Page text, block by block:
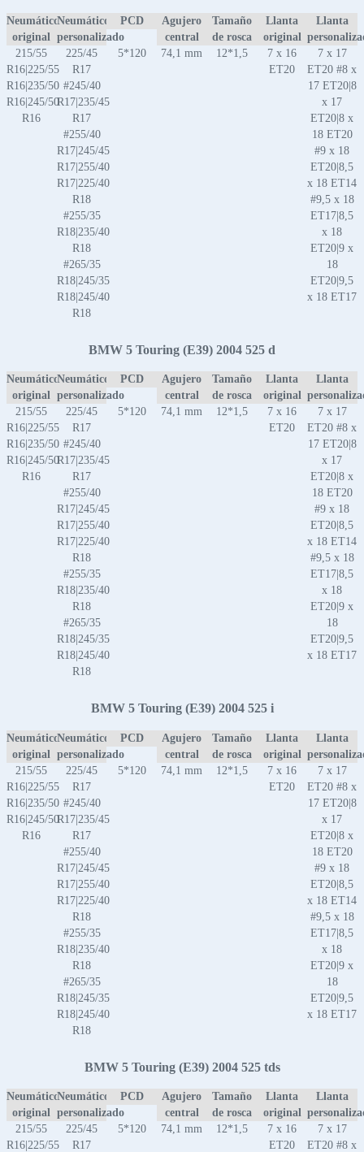
Neumático
original
Neumático
personalizado
PCD
Agujero
central
Tamaño
de rosca
Llanta
original
Llanta
215/55
R16|225/55
R16|235/50
R16|245/50
R16
225/45
R17
#245/40
R17|235/45
R17
#255/40
R17|245/45
R17|255/40
R17|225/40
R18
#255/35
R18|235/40
R18
#265/35
R18|245/35
R18|245/40
R18
5*120 74,1 mm 12*1,5
7 x 16
ET20
7 x 17
ET20 #8 x
17 ET20|8
x 17
ET20|8 x
18 ET20
#9 x 18
ET20|8,5
x 18 ET14
#9,5 x 18
ET17|8,5
x 18
ET20|9 x
18
ET20|9,5
x 18 ET17
BMW 5 Touring (E39) 2004 525 d
Neumático
original
Neumático
personalizado
PCD
Agujero
central
Tamaño
de rosca
Llanta
original
Llanta
215/55
R16|225/55
R16|235/50
R16|245/50
R16
225/45
R17
#245/40
R17|235/45
R17
#255/40
R17|245/45
R17|255/40
R17|225/40
R18
#255/35
R18|235/40
R18
#265/35
R18|245/35
R18|245/40
R18
5*120 74,1 mm 12*1,5
7 x 16
ET20
7 x 17
ET20 #8 x
17 ET20|8
x 17
ET20|8 x
18 ET20
#9 x 18
ET20|8,5
x 18 ET14
#9,5 x 18
ET17|8,5
x 18
ET20|9 x
18
ET20|9,5
x 18 ET17
BMW 5 Touring (E39) 2004 525 i
Neumático
original
Neumático
personalizado
PCD
Agujero
central
Tamaño
de rosca
Llanta
original
Llanta
215/55
R16|225/55
R16|235/50
R16|245/50
R16
225/45
R17
#245/40
R17|235/45
R17
#255/40
R17|245/45
R17|255/40
R17|225/40
R18
#255/35
R18|235/40
R18
#265/35
R18|245/35
R18|245/40
R18
5*120 74,1 mm 12*1,5
7 x 16
ET20
7 x 17
ET20 #8 x
17 ET20|8
x 17
ET20|8 x
18 ET20
#9 x 18
ET20|8,5
x 18 ET14
#9,5 x 18
ET17|8,5
x 18
ET20|9 x
18
ET20|9,5
x 18 ET17
BMW 5 Touring (E39) 2004 525 tds
Neumático
original
Neumático
personalizado
PCD
Agujero
central
Tamaño
de rosca
Llanta
original
Llanta
215/55
R16|225/55
225/45
R17
5*120 74,1 mm 12*1,5
7 x 16
ET20
7 x 17
ET20 #8 x